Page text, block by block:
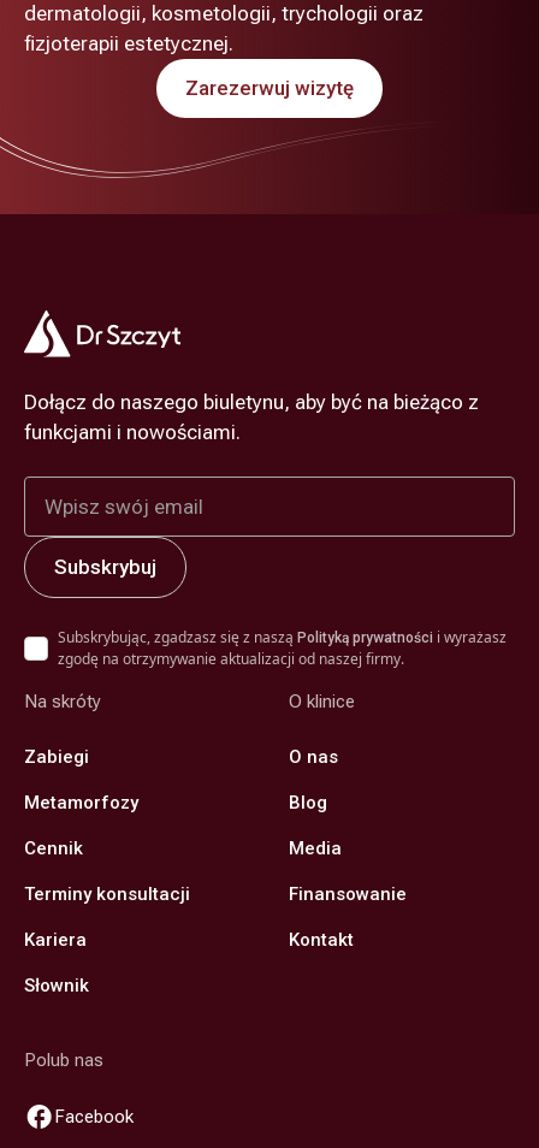
dermatologii, kosmetologii, trychologii oraz
fizjoterapii estetycznej.
Zarezerwuj wizytę
Dołącz do naszego biuletynu, aby być na bieżąco z
funkcjami i nowościami.
Subskrybując, zgadzasz się z naszą Polityką prywatności i wyrażasz
zgodę na otrzymywanie aktualizacji od naszej firmy.
Na skróty
Zabiegi
Metamorfozy
Cennik
Terminy konsultacji
Kariera
Słownik
O klinice
O nas
Blog
Media
Finansowanie
Kontakt
Polub nas
Facebook